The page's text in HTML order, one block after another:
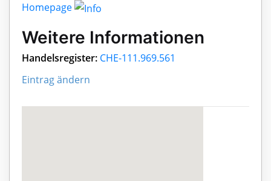
Homepage
Weitere Informationen
Handelsregister: CHE-111.969.561
Eintrag ändern